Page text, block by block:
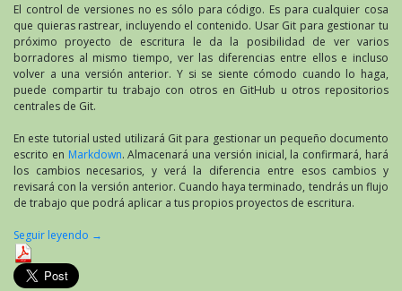
su
proyecto»
por
Brian
Hogan
El control de versiones no es sólo para código. Es para cualquier cosa
que quieras rastrear, incluyendo el contenido. Usar Git para gestionar tu
próximo proyecto de escritura le da la posibilidad de ver varios
borradores al mismo tiempo, ver las diferencias entre ellos e incluso
volver a una versión anterior. Y si se siente cómodo cuando lo haga,
puede compartir tu trabajo con otros en GitHub u otros repositorios
centrales de Git.
En este tutorial usted utilizará Git para gestionar un pequeño documento
escrito en Markdown. Almacenará una versión inicial, la confirmará, hará
los cambios necesarios, y verá la diferencia entre esos cambios y
revisará con la versión anterior. Cuando haya terminado, tendrás un flujo
de trabajo que podrá aplicar a tus propios proyectos de escritura.
Seguir leyendo →